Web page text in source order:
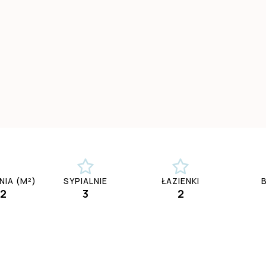
(M²) SYPIALNIE
3
ŁAZIENKI
2